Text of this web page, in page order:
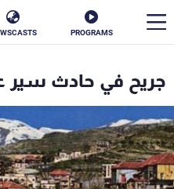
PROGRAMS
جريح في حادث سير
الأخبار
سياسة
إقتصاد